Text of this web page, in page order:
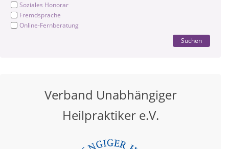
Soziales Honorar
Fremdsprache
Online-Fernberatung
Suchen
Verband Unabhängiger
Heilpraktiker e.V.